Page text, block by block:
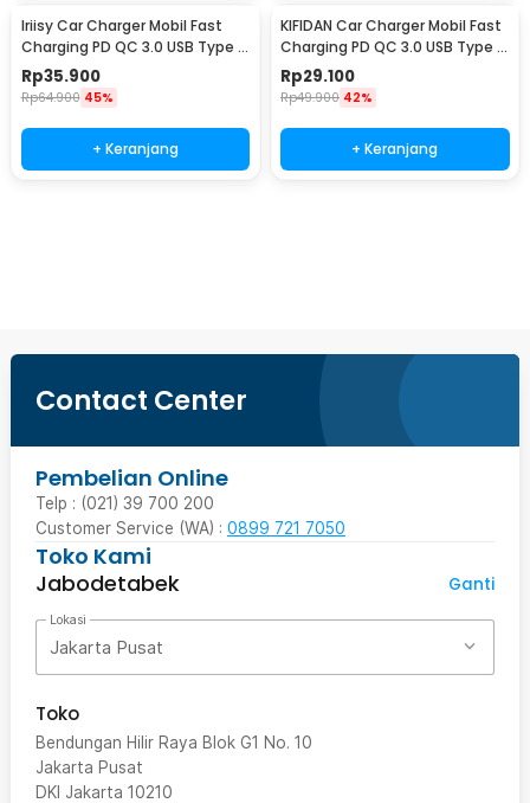
Iriisy Car Charger Mobil Fast
Charging PD QC 3.0 USB Type C
A 2.4A 54W - PD20W
Rp35.900
Rp64.900 45%
+ Keranjang
KIFIDAN Car Charger Mobil Fast
Charging PD QC 3.0 USB Type C
1.6A 20W - BK358
Rp29.100
Rp49.900 42%
+ Keranjang
Contact Center
Pembelian Online
Telp : (021) 39 700 200
Customer Service (WA) : 0899 721 7050
Toko Kami
Jabodetabek
Ganti
Lokasi
Jakarta Pusat
Toko
Bendungan Hilir Raya Blok G1 No. 10
Jakarta Pusat
DKI Jakarta 10210